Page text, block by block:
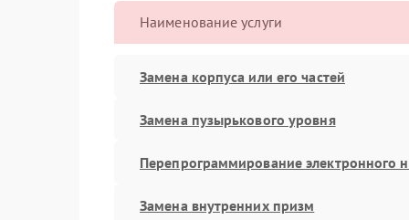
Наименование услуги
Замена корпуса или его частей
Замена пузырькового уровня
Перепрограммирование электронного
Замена внутренних призм